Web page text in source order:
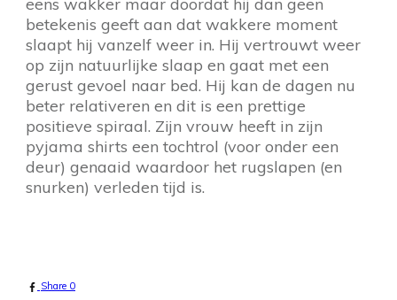
betekenis geeft aan dat wakkere moment
slaapt hij vanzelf weer in. Hij vertrouwt weer
op zijn natuurlijke slaap en gaat met een
gerust gevoel naar bed. Hij kan de dagen nu
beter relativeren en dit is een prettige
positieve spiraal. Zijn vrouw heeft in zijn
pyjama shirts een tochtrol (voor onder een
deur) genaaid waardoor het rugslapen (en
snurken) verleden tijd is.
Share 0